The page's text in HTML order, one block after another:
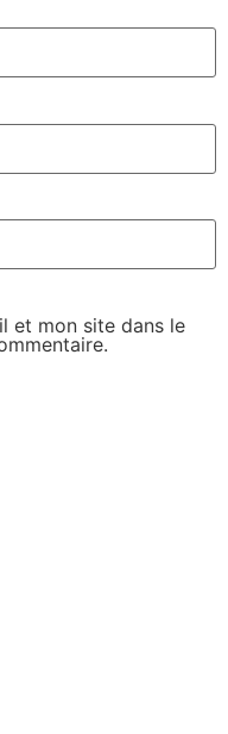
et mon site dans le